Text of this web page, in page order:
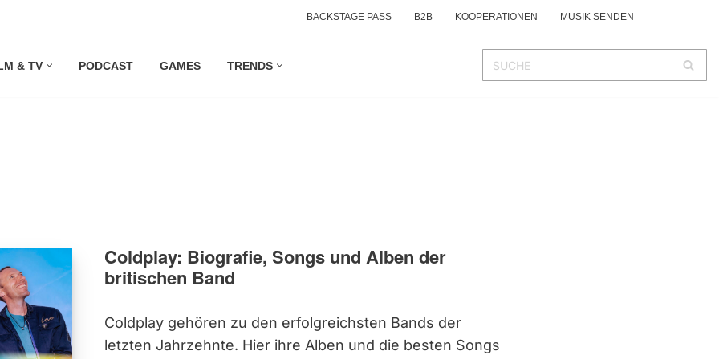
BACKSTAGE PASS B2B KOOPERATIONEN MUSIK SENDEN
& TV PODCAST GAMES TRENDS
Coldplay: Biografie, Songs und Alben der
britischen Band
Coldplay gehören zu den erfolgreichsten Bands der
letzten Jahrzehnte. Hier ihre Alben und die besten Songs